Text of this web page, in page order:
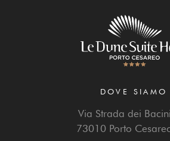
DOVE SIAMO
Via Strada dei
73010 Porto